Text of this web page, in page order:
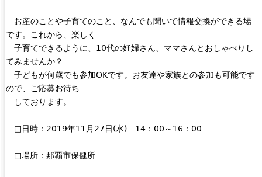
d
e
m
e
t
r
)
お産のことや子育てのこと、なんでも聞いて情報交換ができる場
です。これから、楽しく
子育てできるように、10代の妊婦さん、ママさんとおしゃべりし
てみませんか？
子どもが何歳でも参加OKです。お友達や家族との参加も可能です
ので、ご応募お待ち
しております。
□日時：2019年11月27日(水) 14：00～16：00
□場所：那覇市保健所